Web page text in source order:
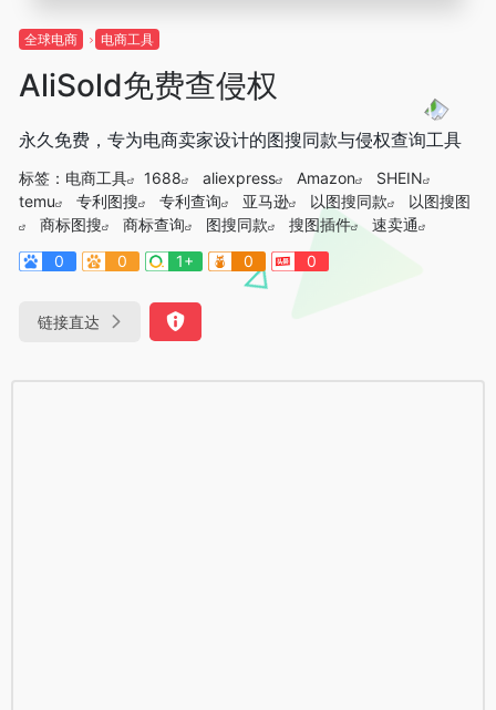
全球电商 电商工具
AliSold免费查侵权
永久免费，专为电商卖家设计的图搜同款与侵权查询工具
标签： 电商工具 1688 aliexpress Amazon
SHEIN
temu
专利图搜 专利查询 亚马逊 以图搜同款
以图搜图
商标图搜
商标查询 图搜同款 搜图插件
速卖通
0
0 1+ 0 0
链接直达